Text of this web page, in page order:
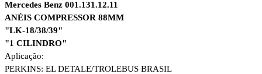
Mercedes Benz 001.131.12.11
ANÉIS COMPRESSOR 88MM
"LK-18/38/39"
"1 CILINDRO"
Aplicação:
PERKINS: EL DETALE/TROLEBUS BRASIL